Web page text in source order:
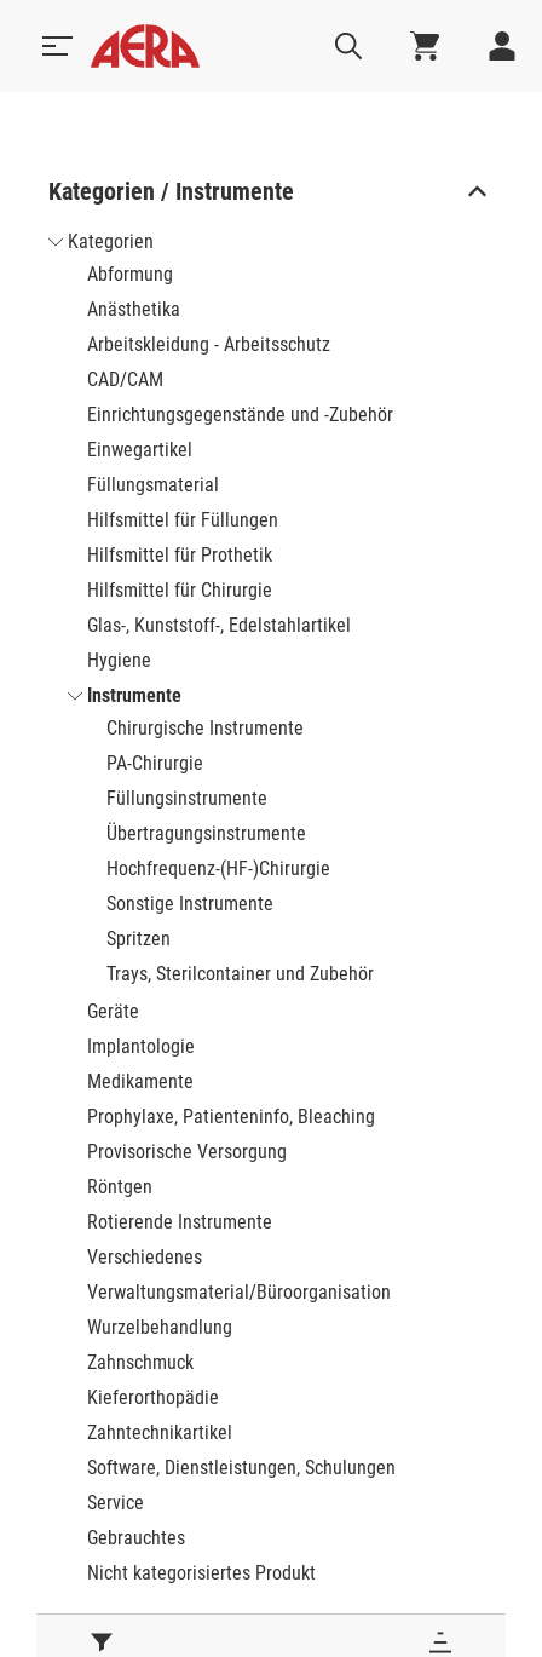
Kategorien / Instrumente
Kategorien
Abformung
Anästhetika
Arbeitskleidung - Arbeitsschutz
CAD/CAM
Einrichtungsgegenstände und -Zubehör
Einwegartikel
Füllungsmaterial
Hilfsmittel für Füllungen
Hilfsmittel für Prothetik
Hilfsmittel für Chirurgie
Glas-, Kunststoff-, Edelstahlartikel
Hygiene
Instrumente
Chirurgische Instrumente
PA-Chirurgie
Füllungsinstrumente
Übertragungsinstrumente
Hochfrequenz-(HF-)Chirurgie
Sonstige Instrumente
Spritzen
Trays, Sterilcontainer und Zubehör
Geräte
Implantologie
Medikamente
Prophylaxe, Patienteninfo, Bleaching
Provisorische Versorgung
Röntgen
Rotierende Instrumente
Verschiedenes
Verwaltungsmaterial/Büroorganisation
Wurzelbehandlung
Zahnschmuck
Kieferorthopädie
Zahntechnikartikel
Software, Dienstleistungen, Schulungen
Service
Gebrauchtes
Nicht kategorisiertes Produkt